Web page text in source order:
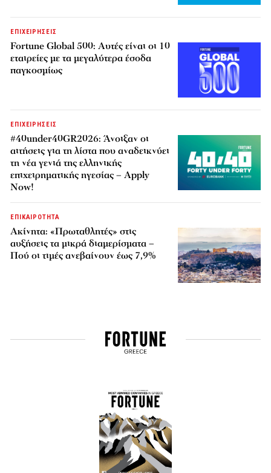
ΕΠΙΧΕΙΡΗΣΕΙΣ
Fortune Global 500: Αυτές είναι οι 10
εταιρείες με τα μεγαλύτερα έσοδα
παγκοσμίως
ΕΠΙΧΕΙΡΗΣΕΙΣ
#40under40GR2026: Άνοιξαν οι
αιτήσεις για τη λίστα που αναδεικνύει
τη νέα γενιά της ελληνικής
επιχειρηματικής ηγεσίας – Apply
Now!
ΕΠΙΚΑΙΡΟΤΗΤΑ
Ακίνητα: «Πρωταθλητές» στις
αυξήσεις τα μικρά διαμερίσματα –
Πού οι τιμές ανεβαίνουν έως 7,9%